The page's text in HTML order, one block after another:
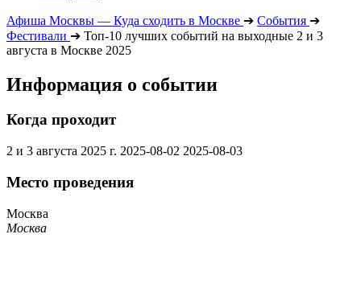
Афиша Москвы — Куда сходить в Москве ➔ События ➔
Фестивали ➔ Топ-10 лучших событий на выходные 2 и 3
августа в Москве 2025
Информация о событии
Когда проходит
2 и 3 августа 2025 г. 2025-08-02 2025-08-03
Место проведения
Москва
Москва